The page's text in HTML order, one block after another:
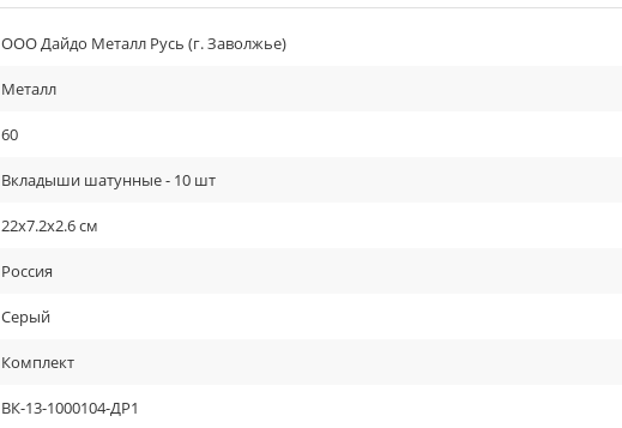
ООО Дайдо Металл Русь (г. Заволжье)
Металл
60
Вкладыши шатунные - 10 шт
22х7.2х2.6 см
Россия
Серый
Комплект
ВК-13-1000104-ДР1